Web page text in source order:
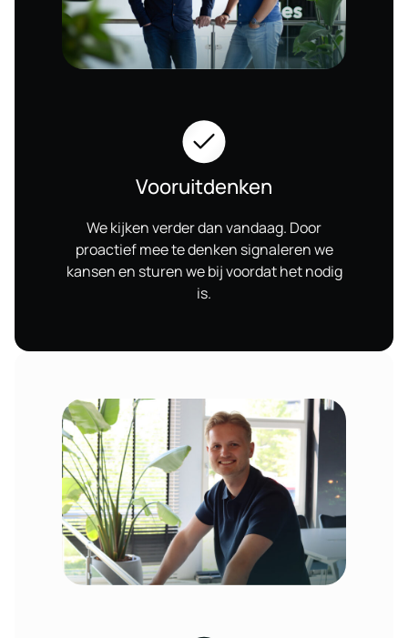
Vooruitdenken
We kijken verder dan vandaag. Door
proactief mee te denken signaleren we
kansen en sturen we bij voordat het nodig
is.